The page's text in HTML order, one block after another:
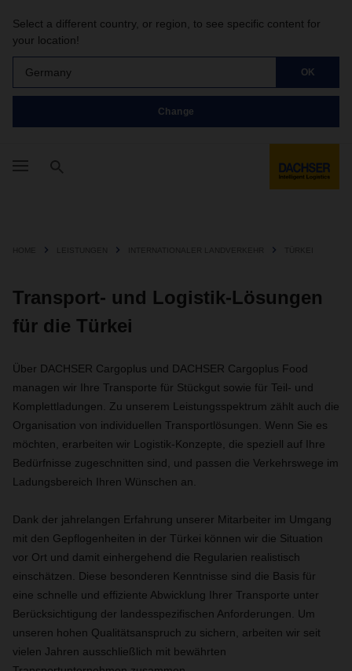
Select a different country, or region, to see specific content for
your location!
Germany OK
Change
HOME LEISTUNGEN INTERNATIONALER LANDVERKEHR TÜRKEI
Transport- und Logistik-Lösungen
für die Türkei
Über DACHSER Cargoplus und DACHSER Cargoplus Food
managen wir Ihre Transporte für Stückgut sowie für Teil- und
Komplettladungen. Zu unserem Leistungsspektrum zählt auch die
Organisation von individuellen Transportlösungen. Wenn Sie es
möchten, erarbeiten wir Logistik-Konzepte, die speziell auf Ihre
Bedürfnisse zugeschnitten sind, und passen die Verkehrswege im
Ladungsbereich Ihren Wünschen an.
Dank der jahrelangen Erfahrung unserer Mitarbeiter im Umgang
mit den Gepflogenheiten in der Türkei können wir die Situation
vor Ort und damit einhergehend die Regularien realistisch
einschätzen. Diese besonderen Kenntnisse sind die Basis für
eine schnelle und effiziente Abwicklung Ihrer Transporte unter
Berücksichtigung der landesspezifischen Anforderungen. Um
unseren hohen Qualitätsanspruch zu sichern, arbeiten wir seit
vielen Jahren ausschließlich mit bewährten